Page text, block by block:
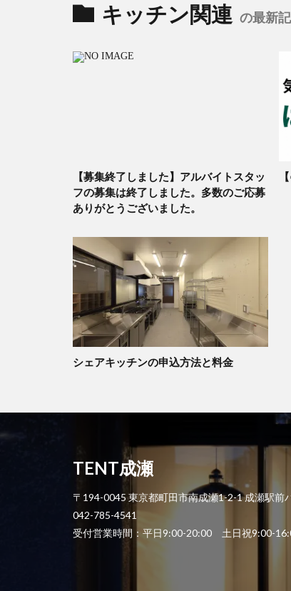
キッチン関連 の最新
【募集終了しました】アルバイトスタッ
フの募集は終了しました。多数のご応募
ありがとうございました。
シェアキッチンの申込方法と料金
TENT成瀬
〒194-0045 東京都町田市南成瀬1-2-1 成瀬駅前
042-785-4541
受付営業時間：平日9:00-20:00 土日祝9:00-